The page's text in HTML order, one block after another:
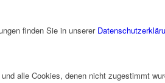
finden Sie in unserer
alle Cookies, denen nicht zugestimmt